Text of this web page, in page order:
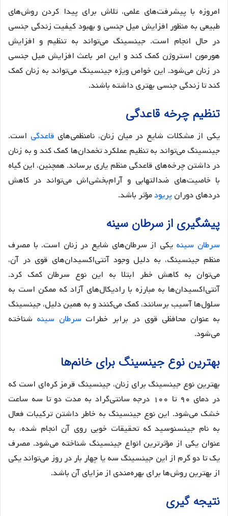
امروزه با پیشرفت‌های علمی، تلاش برای پیدا کردن روش‌های
طبیعی به منظور افزایش میل جنسی و بهبود کیفیت زندگی جنسی
در حال انجام است. جینسینگ می‌تواند به تنظیم و افزایش
هورمون استروژن کمک کند و این امر باعث افزایش میل جنسی
در زنان می‌شود. این خواص ویژه جینسینگ می‌تواند به زنان کمک
کند تا زندگی جنسی بهتری داشته باشند.
تنظیم چرخه قاعدگی
یکی از مشکلات شایع در میان زنان، نامنظمی‌های قاعدگی است.
جینسینگ می‌تواند به تنظیم عملکرد تخمدان‌ها کمک کند و به زنان
در داشتن چرخه‌های قاعدگی منظم یاری برساند. همچنین، این گیاه
با خاصیت‌های ضدالتهابی و آرام‌بخشی‌اش می‌تواند در کاهش
دردهای دوران پریودمؤثر باشد.
پیشگیری از سرطان سینه
سرطان سینه یکی از سرطان‌های شایع در زنان است. با مصرف
منظم جینسینگ، به دلیل وجود آنتی‌اکسیدان‌های قوی در آن،
می‌توان به کاهش خطر ابتلا به این نوع سرطان کمک کرد.
آنتی‌اکسیدان‌ها به مبارزه با رادیکال‌های آزاد که ممکن است به
سلول‌ها آسیب برسانند، کمک می‌کنند و به همین دلیل، جینسینگ
به عنوان محافظی قوی در برابر خطرات سرطان سینه شناخته
می‌شود.
بهترین نوع جینسینگ برای خانم‌ها
بهترین نوع جینسینگ برای زنان، جینسینگ قرمز کره‌ای است که
در دمای ۹۰ تا ۱۰۰ درجه سانتی‌گراد به مدت دو تا سه ساعت
خشک می‌شود. این نوع جینسینگ به خاطر داشتن ترکیبات فعال
به نام جینسنوسید که تحقیقات خوبی روی آن انجام شده، به
عنوان یکی از مؤثرترین انواع جینسینگ شناخته می‌شود. مصرف
یک تا دو گرم از این جینسینگ سه یا چهار بار در روز می‌تواند یکی
از بهترین روش‌ها برای بهره‌مندی از مزایای آن باشد.
نتیجه گیری